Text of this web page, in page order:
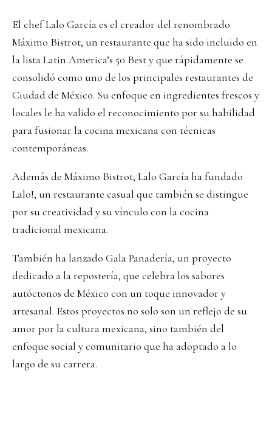
El chef Lalo García es el creador del renombrado
Máximo Bistrot, un restaurante que ha sido incluido en
la lista Latin America’s 50 Best y que rápidamente se
consolidó como uno de los principales restaurantes de
Ciudad de México. Su enfoque en ingredientes frescos y
locales le ha valido el reconocimiento por su habilidad
para fusionar la cocina mexicana con técnicas
contemporáneas.
Además de Máximo Bistrot, Lalo García ha fundado
Lalo!, un restaurante casual que también se distingue
por su creatividad y su vínculo con la cocina
tradicional mexicana.
También ha lanzado Gala Panadería, un proyecto
dedicado a la repostería, que celebra los sabores
autóctonos de México con un toque innovador y
artesanal. Estos proyectos no solo son un reflejo de su
amor por la cultura mexicana, sino también del
enfoque social y comunitario que ha adoptado a lo
largo de su carrera.